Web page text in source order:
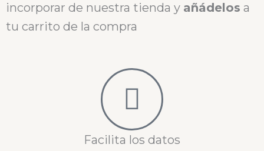
incorporar de nuestra tienda y añádelos a
tu carrito de la compra
Facilita los datos